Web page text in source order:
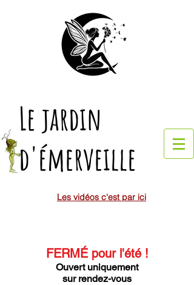
Le jardin
d'émerveille
Les vidéos c'est par ici
FERMÉ pour l'été!
Ouvert uniquement
sur rendez-vous